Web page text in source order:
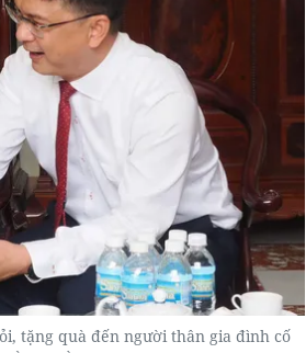
tặng quà đến người thân gia đình cố